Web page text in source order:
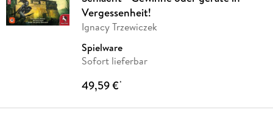
Vergessenheit!
Ignacy Trzewiczek
Spielware
Sofort lieferbar
49,59 €*